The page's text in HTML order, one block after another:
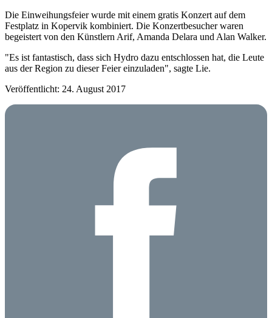
Die Einweihungsfeier wurde mit einem gratis Konzert auf dem
Festplatz in Kopervik kombiniert. Die Konzertbesucher waren
begeistert von den Künstlern Arif, Amanda Delara und Alan Walker.
"Es ist fantastisch, dass sich Hydro dazu entschlossen hat, die Leute
aus der Region zu dieser Feier einzuladen", sagte Lie.
Veröffentlicht: 24. August 2017